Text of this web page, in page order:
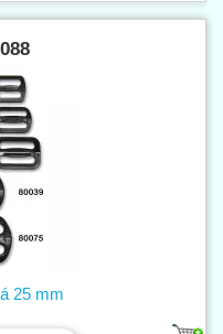
25 mm